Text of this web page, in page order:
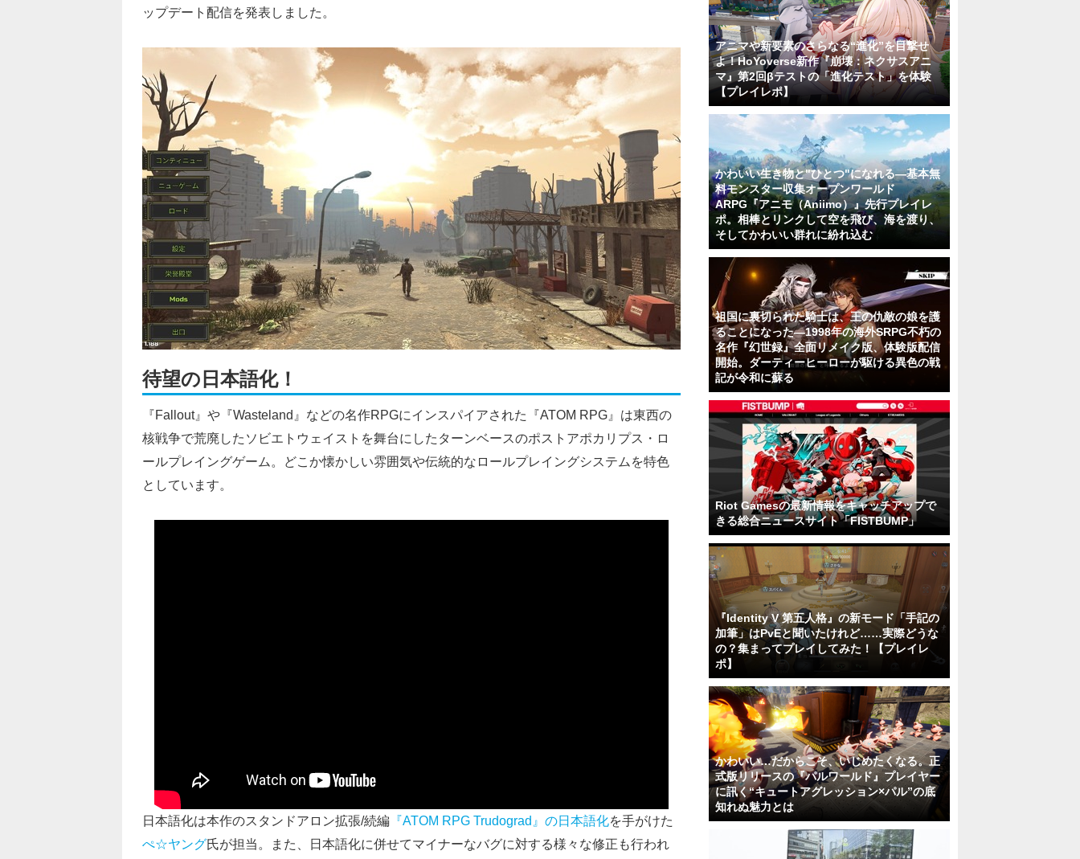
ップデート配信を発表しました。
待望の日本語化！
『Fallout』や『Wasteland』などの名作RPGにインスパイアされた『ATOM RPG』は東西の
核戦争で荒廃したソビエトウェイストを舞台にしたターンベースのポストアポカリプス・ロ
ールプレイングゲーム。どこか懐かしい雰囲気や伝統的なロールプレイングシステムを特色
としています。
日本語化は本作のスタンドアロン拡張/続編 『ATOM RPG Trudograd』の日本語化を手がけた
ぺ☆ヤング氏が担当。また、日本語化に併せてマイナーなバグに対する様々な修正も行われ
アニマや新要素のさらなる“進化”を目撃せ
よ！HoYoverse新作『崩壊：ネクサスアニ
マ』第2回βテストの「進化テスト」を体験
【プレイレポ】
かわいい生き物と"ひとつ"になれる―基本無
料モンスター収集オープンワールド
ARPG『アニモ（Aniimo）』先行プレイレ
ポ。相棒とリンクして空を飛び、海を渡り、
そしてかわいい群れに紛れ込む
祖国に裏切られた騎士は、王の仇敵の娘を護
ることになった―1998年の海外SRPG不朽の
名作『幻世録』全面リメイク版、体験版配信
開始。ダーティーヒーローが駆ける異色の戦
記が令和に蘇る
Riot Gamesの最新情報をキャッチアップで
きる総合ニュースサイト「FISTBUMP」
『Identity V 第五人格』の新モード「手記の
加筆」はPvEと聞いたけれど……実際どうな
の？集まってプレイしてみた！【プレイレ
ポ】
かわいい…だからこそ、いじめたくなる。正
式版リリースの『パルワールド』プレイヤー
に訊く“キュートアグレッション×パル”の底
知れぬ魅力とは